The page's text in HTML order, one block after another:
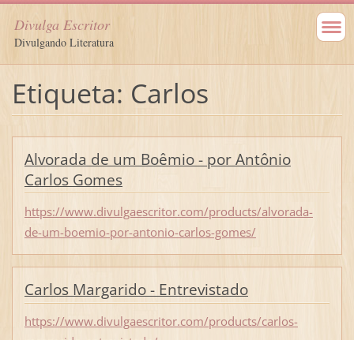
Divulga Escritor
Divulgando Literatura
Etiqueta: Carlos
Alvorada de um Boêmio - por Antônio
Carlos Gomes
https://www.divulgaescritor.com/products/alvorada-
de-um-boemio-por-antonio-carlos-gomes/
Carlos Margarido - Entrevistado
https://www.divulgaescritor.com/products/carlos-